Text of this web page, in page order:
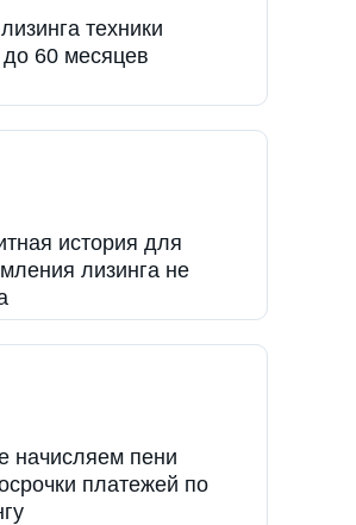
техники
до 60 месяцев
история для
лизинга не
начисляем пени
платежей по